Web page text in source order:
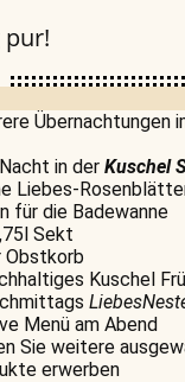
pur!
Übernachtungen
in der Kuschel
Liebes-
für die Badewanne
Sekt
Obstkorb
Kuschel
Menü am Abend
Sie weitere
erwerben